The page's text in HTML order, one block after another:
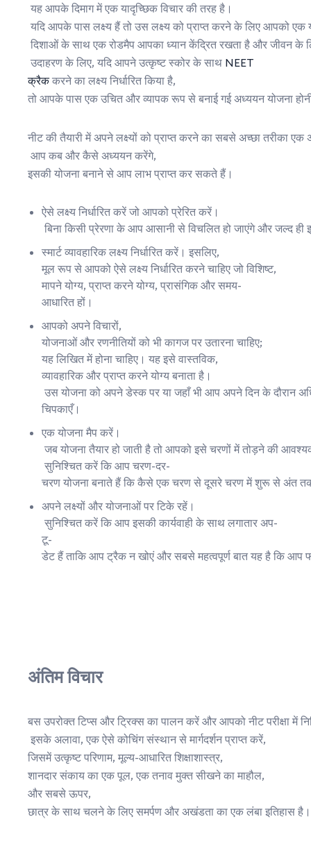
यह आपके दिमाग में एक यादृच्छिक विचार की तरह है।
यदि आपके पास लक्ष्य हैं तो उस लक्ष्य को प्राप्त करने के लिए आपको एक
दिशाओं के साथ एक रोडमैप आपका ध्यान केंद्रित रखता है और जीवन के
उदाहरण के लिए, यदि आपने उत्कृष्ट स्कोर के साथ NEET
क्रैककरने का लक्ष्य निर्धारित किया है,
तो आपके पास एक उचित और व्यापक रूप से बनाई गई अध्ययन योजना
नीट की तैयारी में अपने लक्ष्यों को प्राप्त करने का सबसे अच्छा तरीका एक
आप कब और कैसे अध्ययन करेंगे,
इसकी योजना बनाने से आप लाभ प्राप्त कर सकते हैं।
ऐसे लक्ष्य निर्धारित करें जो आपको प्रेरित करें।
बिना किसी प्रेरणा के आप आसानी से विचलित हो जाएंगे और जल्द ही
स्मार्ट व्यावहारिक लक्ष्य निर्धारित करें। इसलिए,
मूल रूप से आपको ऐसे लक्ष्य निर्धारित करने चाहिए जो विशिष्ट,
मापने योग्य, प्राप्त करने योग्य, प्रासंगिक और समय-
आधारित हों।
आपको अपने विचारों,
योजनाओं और रणनीतियों को भी कागज पर उतारना चाहिए;
यह लिखित में होना चाहिए। यह इसे वास्तविक,
व्यावहारिक और प्राप्त करने योग्य बनाता है।
उस योजना को अपने डेस्क पर या जहाँ भी आप अपने दिन के दौरान
चिपकाएँ।
एक योजना मैप करें।
जब योजना तैयार हो जाती है तो आपको इसे चरणों में तोड़ने की
सुनिश्चित करें कि आप चरण-दर-
चरण योजना बनाते हैं कि कैसे एक चरण से दूसरे चरण में शुरू से अंत
अपने लक्ष्यों और योजनाओं पर टिके रहें।
सुनिश्चित करें कि आप इसकी कार्यवाही के साथ लगातार अप-
टू-
डेट हैं ताकि आप ट्रैक न खोएं और सबसे महत्वपूर्ण बात यह है कि आप
अंतिमविचार
बस उपरोक्त टिप्स और ट्रिक्स का पालन करें और आपको नीट परीक्षा में
इसके अलावा, एक ऐसे कोचिंग संस्थान से मार्गदर्शन प्राप्त करें,
जिसमें उत्कृष्ट परिणाम, मूल्य-आधारित शिक्षाशास्त्र,
शानदार संकाय का एक पूल, एक तनाव मुक्त सीखने का माहौल,
और सबसे ऊपर,
छात्र के साथ चलने के लिए समर्पण और अखंडता का एक लंबा इतिहास है।